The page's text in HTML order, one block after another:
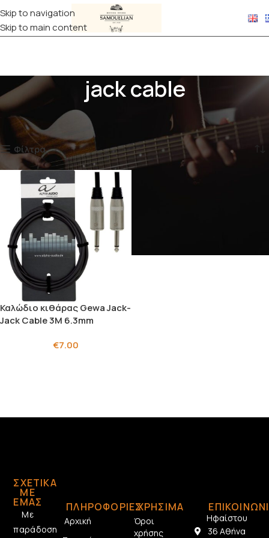
Skip to navigation
Skip to main content
jack cable
Αρχική σελίδα
Προϊόντα με ετικέτα “jack cable”
Εμφάνιση του μοναδικού αποτελέσματος
Φίλτρα
Καλώδιο κιθάρας Gewa Jack-
Jack Cable 3M 6.3mm
€7.00
ΣΧΕΤΙΚΆ
ΜΕ
ΕΜΆΣ
Με
παράδοση
ΠΛΗΡΟΦΟΡΙΕΣ
Αρχική
ΧΡΗΣΙΜΑ
Όροι
χρήσης
Ηφαίστου
36 Αθήνα